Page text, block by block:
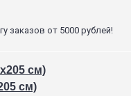
см)
см)
заказов от 5000 рублей!